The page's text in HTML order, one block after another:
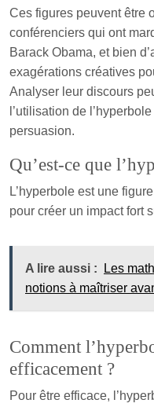
Ces figures peuvent être
conférenciers qui ont
Barack Obama, et bien
exagérations créatives
Analyser leur discours
l’utilisation de
persuasion.
Qu’est-ce que
L’hyperbole est une
pour créer un impact fort
A lire aussi :
Les
notions à maîtriser
Comment
efficacement ?
Pour être efficace,